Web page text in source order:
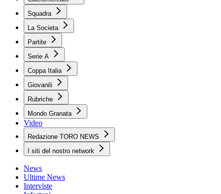
Squadra
La Societa
Partite
Serie A
Coppa Italia
Giovanili
Rubriche
Mondo Granata
Video
Redazione TORO NEWS
I siti del nostro network
News
Ultime News
Interviste